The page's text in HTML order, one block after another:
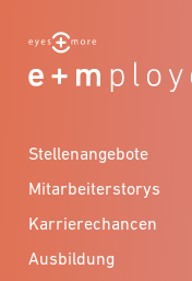
Stellenangebote
Mitarbeiterstorys
Karrierechancen
Ausbildung